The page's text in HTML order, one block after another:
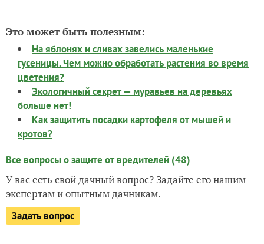
Это может быть полезным:
На яблонях и сливах завелись маленькие
гусеницы. Чем можно обработать растения во время
цветения?
Экологичный секрет — муравьев на деревьях
больше нет!
Как защитить посадки картофеля от мышей и
кротов?
Все вопросы о защите от вредителей (48)
У вас есть свой дачный вопрос? Задайте его нашим
экспертам и опытным дачникам.
Задать вопрос